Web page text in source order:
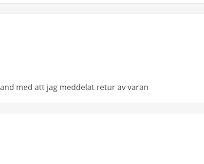
med att jag meddelat retur av varan